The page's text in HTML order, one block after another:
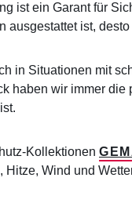
ist ein Garant für
ausgestattet ist,
in Situationen mit
haben wir immer
Kollektionen
Hitze, Wind und